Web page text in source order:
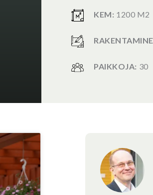
KEM: 1200 M2
PAIKKOJA: 30